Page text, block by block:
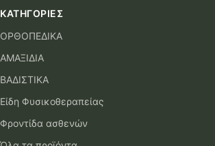
ΚΑΤΗΓΟΡΊΕΣ
ΟΡΘΟΠΕΔΙΚΑ
ΑΜΑΞΙΔΙΑ
ΒΑΔΙΣΤΙΚΑ
Είδη Φυσικοθεραπείας
Φροντίδα ασθενών